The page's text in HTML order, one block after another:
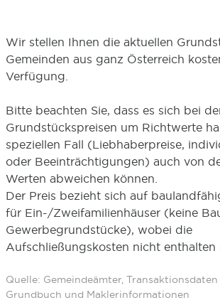
Wir stellen Ihnen die aktuellen
Gemeinden aus ganz Österreich
Verfügung.
Bitte beachten Sie, dass es sich bei
Grundstückspreisen um Richtwerte
speziellen Fall (Liebhaberpreise,
oder Beeinträchtigungen) auch von
Werten abweichen können.
Der Preis bezieht sich auf
für Ein-/Zweifamilienhäuser (keine
Gewerbegrundstücke), wobei die
Aufschließungskosten nicht enthalten
Quelle: Gemeindeämter, Transaktionsdaten
Grundbuch und Maklerinformationen